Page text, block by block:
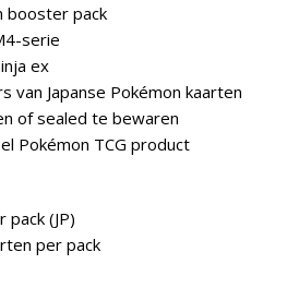
booster pack
serie
ex
van Japanse Pokémon kaarten
of sealed te bewaren
Pokémon TCG product
pack (JP)
per pack